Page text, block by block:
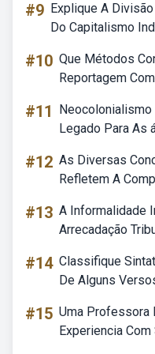
#9 Explique A
Do Capitalismo
#10 Que Métodos
Reportagem
#11
Neocolonialismo
Legado Para As
#12 As Diversas
Refletem A
#13 A Informalidade
Arrecadação
#14 Classifique
De Alguns
#15 Uma Professora
Experiencia